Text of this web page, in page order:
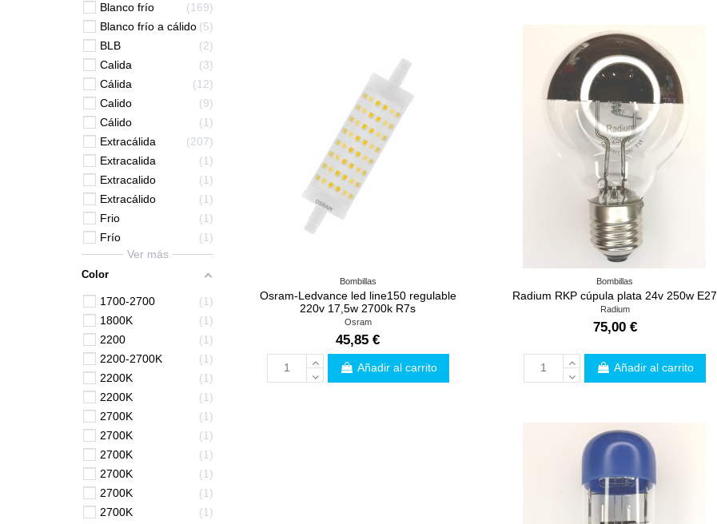
Bombillas
Osram-Ledvance led line150 regulable
220v 17,5w 2700k R7s
Osram
45,85 €
Añadir al carrito
Bombillas
Radium RKP cúpula plata 24v 250w E27
Radium
75,00 €
Añadir al carrito
Blanco frío
169
Blanco frío a cálido 5
BLB
2
Calida
3
Cálida
12
Calido
9
Cálido
1
Extracálida
207
Extracalida
1
Extracalido
1
Extracálido
1
Frio
1
Frío
1
Ver más
Color
1700-2700
1
1800K
1
2200
1
2200-2700K
1
2200K
1
2200K
1
2700K
1
2700K
1
2700K
1
2700K
1
2700K
1
2700K
1